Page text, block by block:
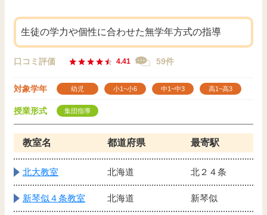
生徒の学力や個性に合わせた無学年方式の指導
口コミ評価 4.41 59件
対象学年 幼児 小1~小6 中1~中3 高1~高3
授業形式 集団指導
教室名 都道府県 最寄駅
北大教室 北海道 北２４条
新琴似４条教室 北海道 新琴似